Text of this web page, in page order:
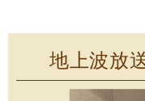
地上波放